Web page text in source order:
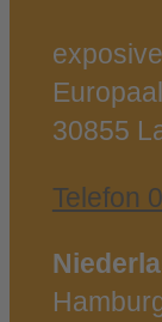
30855
Telefon